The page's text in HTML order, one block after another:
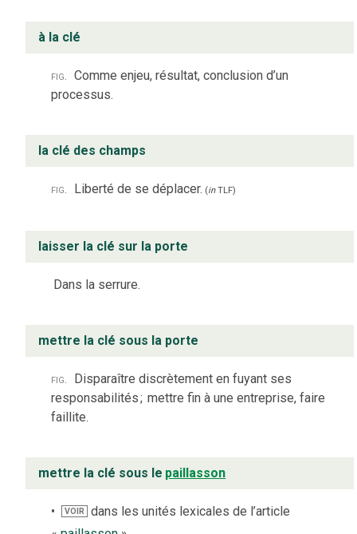
à la clé
fig.
Comme enjeu, résultat, conclusion d’un
processus.
la clé des champs
fig. Liberté de se déplacer. (inTLF)
laisser la clé sur la porte
Dans la serrure.
mettre la clé sous la porte
fig.
Disparaître discrètement en fuyant ses
responsabilités; mettre fin à une entreprise, faire
faillite.
mettre la clé sous le paillasson
VOIR
dans les unités lexicales de l’article